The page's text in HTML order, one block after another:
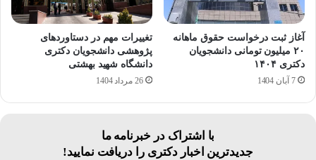
آغاز ثبت درخواست حقوق ماهانه
۲۰ میلیون تومانی دانشجویان
دکتری ۱۴۰۴
7 آبان 1404
تغییرات مهم در دستاوردهای
پژوهشی دانشجویان دکتری
دانشگاه شهید بهشتی
26 مرداد 1404
با اشتراک در خبرنامه ما
جدیدترین اخبار دکتری را دریافت نمایید!